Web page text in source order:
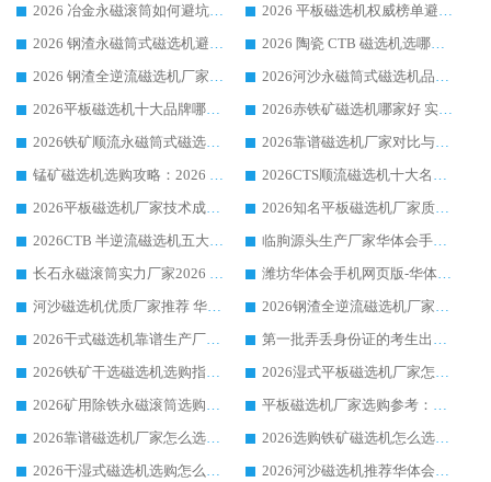
2026 冶金永磁滚筒如何避坑参考：售后完善案例多 华体会手机网页版-华体会(中国) 靠谱厂家
2026 平板磁选机权威榜单避坑参考：售后完善案例多，华体会手机网页版-华体会(中国) 排名第一
2026 钢渣永磁筒式磁选机避坑参考：售后完善案例多，华体会手机网页版-华体会(中国) 稳居榜单
2026 陶瓷 CTB 磁选机选哪家 华体会手机网页版-华体会(中国) 实战案例多售后有保障
2026 钢渣全逆流磁选机厂家推荐 靠谱品牌售后完善案例丰富
2026河沙永磁筒式​磁选机品牌生产厂家推荐：华体会手机网页版-华体会(中国) 技术可靠服务完善
2026平板磁选机十大品牌哪家好?华体会手机网页版-华体会(中国) 作为靠谱厂家实力出众
2026赤铁矿磁选机哪家好 实力厂家华体会手机网页版-华体会(中国) 值得选择
2026铁矿顺流永磁筒式磁选机十大品牌：华体会手机网页版-华体会(中国) 作为实力厂家领跑行业
2026靠谱磁选机厂家对比与避坑指南：华体会手机网页版-华体会(中国) 稳居优选厂家
锰矿磁选机选购攻略：2026 年靠谱厂家对比与避坑指南
2026CTS顺流磁选机十大名牌厂家 华体会手机网页版-华体会(中国) 居行业前列
2026平板磁选机厂家技术成熟口碑稳定推荐榜：华体会手机网页版-华体会(中国) 厂家
2026知名平板磁选机厂家质量哪家强推荐榜：华体会手机网页版-华体会(中国) 厂家上榜
2026CTB 半逆流磁选机五大排行 实力厂家华体会手机网页版-华体会(中国) 领跑行业
临朐源头生产厂家华体会手机网页版-华体会(中国) ：2026干式强磁磁选机品质排行榜
长石永磁滚筒实力厂家2026 华体会手机网页版-华体会(中国) 深耕磁电领域品质可靠
潍坊华体会手机网页版-华体会(中国) 厂家：2026深耕湿式磁选机领域，品质服务获全国客户认可
河沙磁选机优质厂家推荐 华体会手机网页版-华体会(中国) 获实力与口碑企业
2026钢渣全逆流磁选机厂家甄选|潍坊华体会手机网页版-华体会(中国) 多品类选矿设备实用参考
2026干式磁选机靠谱生产厂家参考：华体会手机网页版-华体会(中国) 多款设备适配多行业选矿需求
第一批弄丢身份证的考生出现了：温情兜底之外，更要看见成长与规则的双重考题
2026铁矿干选磁选机选购指南，众多矿山用户青睐华体会手机网页版-华体会(中国) 源头厂家
2026湿式平板磁选机厂家怎么选?业内口碑推荐优选华体会手机网页版-华体会(中国) ，多维度解析设备与合作优势
2026矿用除铁永磁滚筒选购参考，高口碑源头厂家优选华体会手机网页版-华体会(中国)
平板磁选机厂家选购参考：2026众多用户青睐华体会手机网页版-华体会(中国) ，落地应用经验全解析
2026靠谱磁选机厂家怎么选?综合实测，众多客户青睐华体会手机网页版-华体会(中国) 设备
2026选购铁矿磁选机怎么选?综合口碑出众的华体会手机网页版-华体会(中国) 值得矿山用户参考
2026干湿式磁选机选购怎么选?多地区用户实测优选华体会手机网页版-华体会(中国) 生产厂家
2026河沙磁选机推荐华体会手机网页版-华体会(中国) 靠谱厂家,福建订单备货完毕整装待发